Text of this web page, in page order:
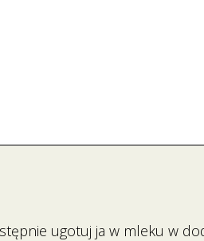
ugotuj ja w mleku w